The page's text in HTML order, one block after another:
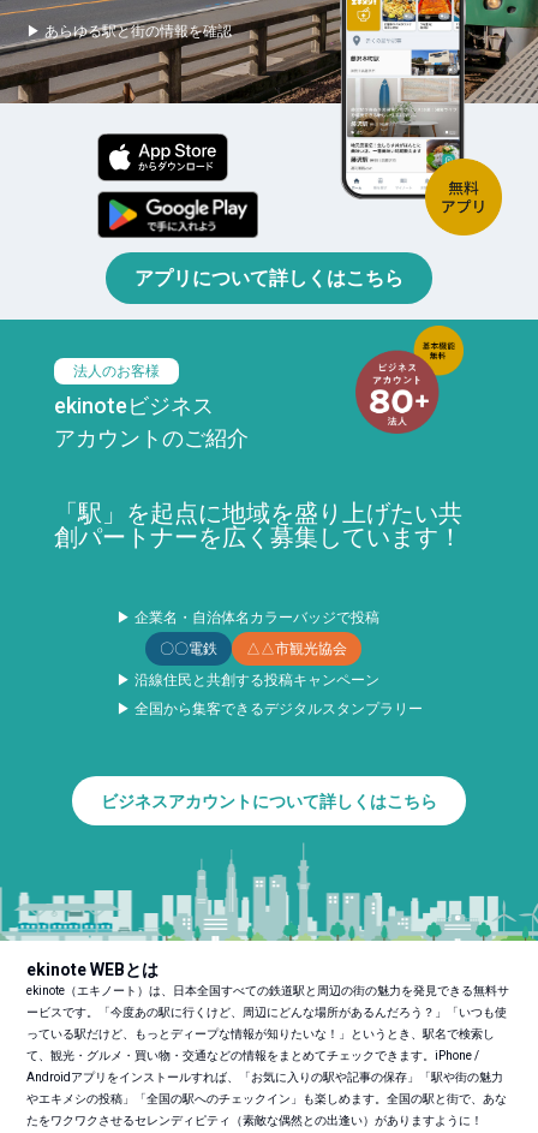
▶ あらゆる駅と街の情報を確認
アプリについて詳しくはこちら
法人のお客様
ekinoteビジネス
アカウントのご紹介
「駅」を起点に地域を盛り上げたい共
創パートナーを広く募集しています！
▶ 企業名・自治体名カラーバッジで投稿
〇〇電鉄
△△市観光協会
▶ 沿線住民と共創する投稿キャンペーン
▶ 全国から集客できるデジタルスタンプラリー
ビジネスアカウントについて詳しくはこちら
ekinote WEBとは
ekinote（エキノート）は、日本全国すべての鉄道駅と周辺の街の魅力を発見できる無料サ
ービスです。「今度あの駅に行くけど、周辺にどんな場所があるんだろう？」「いつも使
っている駅だけど、もっとディープな情報が知りたいな！」というとき、駅名で検索し
て、観光・グルメ・買い物・交通などの情報をまとめてチェックできます。iPhone /
Androidアプリをインストールすれば、「お気に入りの駅や記事の保存」「駅や街の魅力
やエキメシの投稿」「全国の駅へのチェックイン」も楽しめます。全国の駅と街で、あな
たをワクワクさせるセレンディピティ（素敵な偶然との出逢い）がありますように！